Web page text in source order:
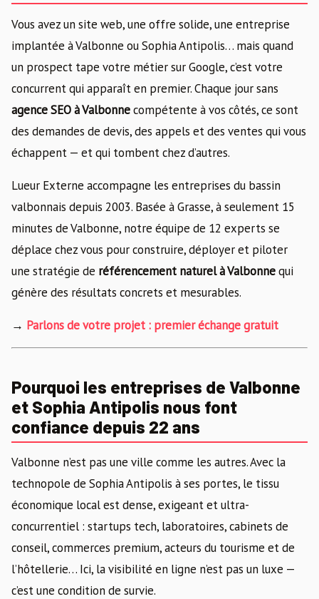
Vous avez un site web, une offre solide, une entreprise
implantée à Valbonne ou Sophia Antipolis… mais quand
un prospect tape votre métier sur Google, c’est votre
concurrent qui apparaît en premier. Chaque jour sans
agence SEO à Valbonnecompétente à vos côtés, ce sont
des demandes de devis, des appels et des ventes qui vous
échappent — et qui tombent chez d’autres.
Lueur Externe accompagne les entreprises du bassin
valbonnais depuis 2003. Basée à Grasse, à seulement 15
minutes de Valbonne, notre équipe de 12 experts se
déplace chez vous pour construire, déployer et piloter
une stratégie de référencement naturel à Valbonnequi
génère des résultats concrets et mesurables.
→ Parlons de votre projet : premier échange gratuit
Pourquoi les entreprises de Valbonne
et Sophia Antipolis nous font
confiance depuis 22 ans
Valbonne n’est pas une ville comme les autres. Avec la
technopole de Sophia Antipolis à ses portes, le tissu
économique local est dense, exigeant et ultra-
concurrentiel : startups tech, laboratoires, cabinets de
conseil, commerces premium, acteurs du tourisme et de
l’hôtellerie… Ici, la visibilité en ligne n’est pas un luxe —
c’est une condition de survie.